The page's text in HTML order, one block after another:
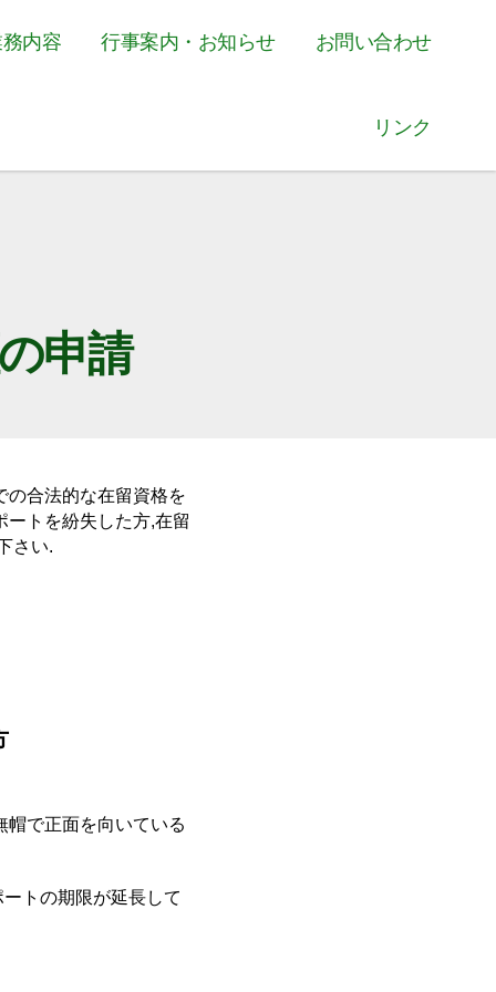
内容 行事案内・お知らせ お問い合わせ
リンク
申請
の合法的な在留資格を
トを紛失した方,在留
さい.
で正面を向いている
トの期限が延長して